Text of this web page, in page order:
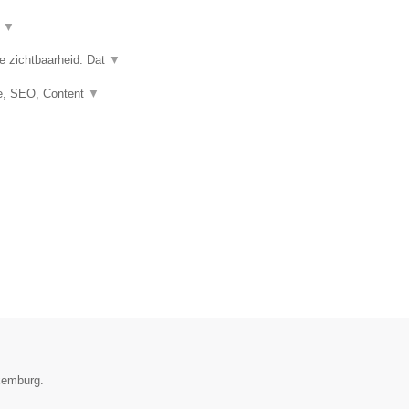
▼
zichtbaarheid. Dat ▼
SEO, Content ▼